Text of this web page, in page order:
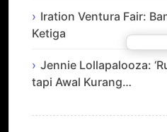
Iration Ventura Fair:
Ketiga
Jennie Lollapalooza:
tapi Awal Kurang…